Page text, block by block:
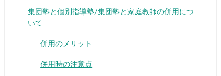
集団塾と個別指導塾/集団塾と家庭教師の併用につ
いて
併用のメリット
併用時の注意点